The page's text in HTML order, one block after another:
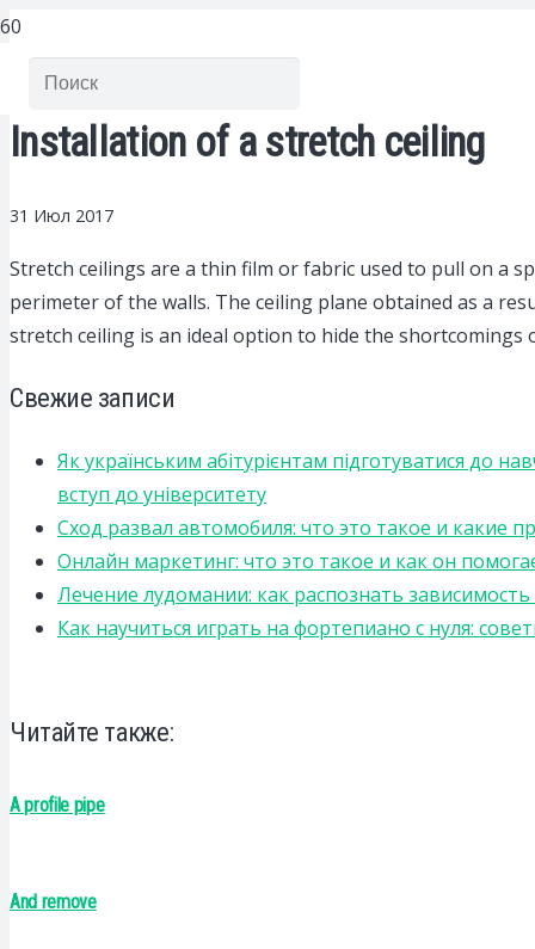
Installation of a stretch ceiling
31 Июл 2017
Stretch ceilings are a thin film or fabric used to pull on a
perimeter of the walls. The ceiling plane obtained as a
stretch ceiling is an ideal option to hide the
Свежие записи
Як українським абітурієнтам підготуватися до
вступ до університету
Сход развал автомобиля: что это такое и какие
Онлайн маркетинг: что это такое и как он
Лечение лудомании: как распознать
Как научиться играть на фортепиано с нуля:
Читайте также:
A profile pipe
And remove